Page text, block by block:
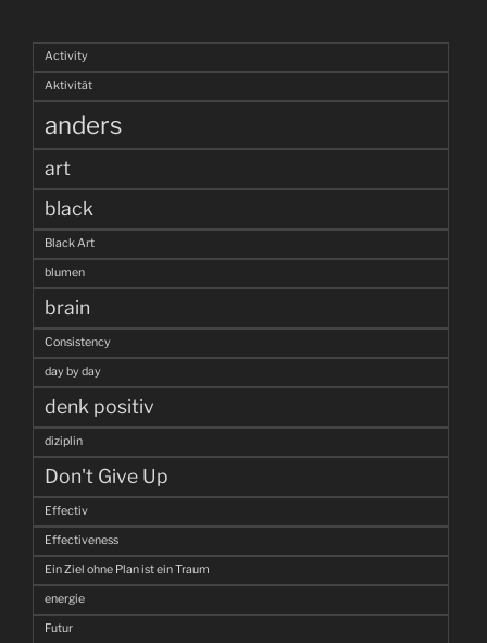
Activity
Aktivität
anders
art
black
Black Art
blumen
brain
Consistency
day by day
denk positiv
diziplin
Don't Give Up
Effectiv
Effectiveness
Ein Ziel ohne Plan ist ein Traum
energie
Futur